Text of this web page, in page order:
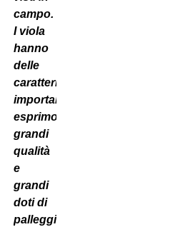
campo.
I viola
hanno
delle
caratteristiche
importanti,
esprimono
grandi
qualità
e
grandi
doti di
palleggio.